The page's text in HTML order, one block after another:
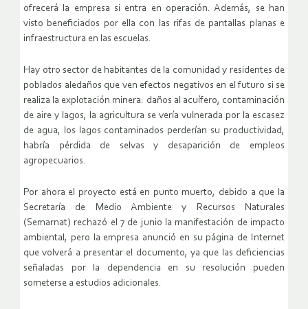
ofrecerá la empresa si entra en operación. Además, se han
visto beneficiados por ella con las rifas de pantallas planas e
infraestructura en las escuelas.
Hay otro sector de habitantes de la comunidad y residentes de
poblados aledaños que ven efectos negativos en el futuro si se
realiza la explotación minera: daños al acuífero, contaminación
de aire y lagos, la agricultura se vería vulnerada por la escasez
de agua, los lagos contaminados perderían su productividad,
habría pérdida de selvas y desaparición de empleos
agropecuarios.
Por ahora el proyecto está en punto muerto, debido a que la
Secretaría de Medio Ambiente y Recursos Naturales
(Semarnat) rechazó el 7 de junio la manifestación de impacto
ambiental, pero la empresa anunció en su página de Internet
que volverá a presentar el documento, ya que las deficiencias
señaladas por la dependencia en su resolución pueden
someterse a estudios adicionales.